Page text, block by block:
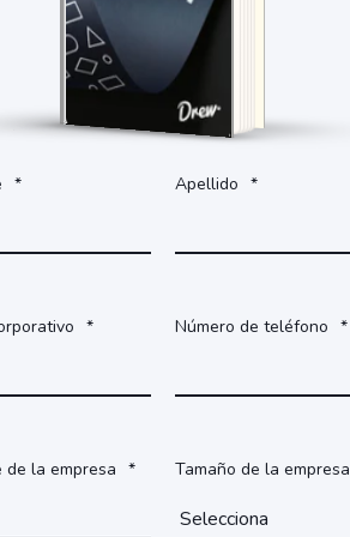
* Apellido *
* Número de teléfono *
de la empresa * Tamaño de la empresa